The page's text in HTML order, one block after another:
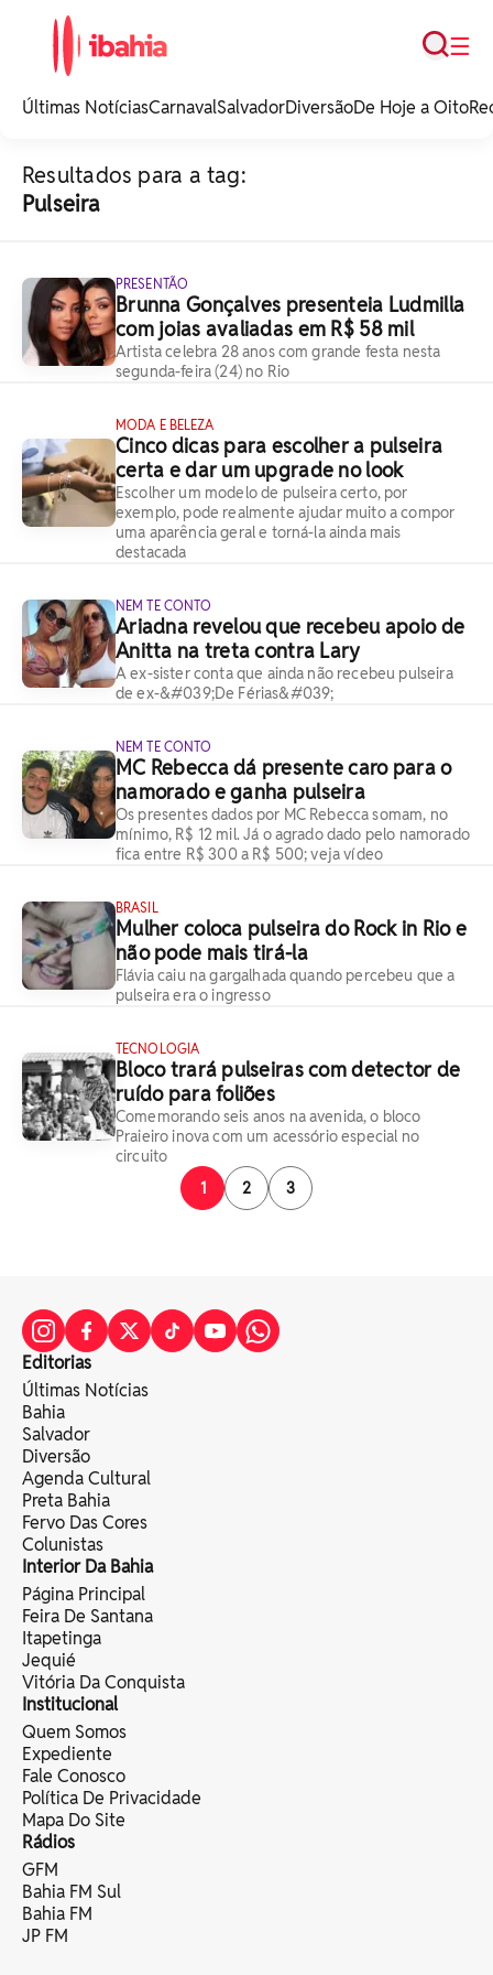
noticias e
☰
Busca
Últimas NotíciasCarnavalSalvadorDiversãoDe Hoje a Oito
Resultados para a tag:
Pulseira
PRESENTÃO
Brunna Gonçalves presenteia Ludmilla
com joias avaliadas em R$ 58 mil
Artista celebra 28 anos com grande festa nesta
segunda-feira (24) no Rio
MODA E BELEZA
Cinco dicas para escolher a pulseira
certa e dar um upgrade no look
Escolher um modelo de pulseira certo, por
exemplo, pode realmente ajudar muito a compor
uma aparência geral e torná-la ainda mais
destacada
NEM TE CONTO
Ariadna revelou que recebeu apoio de
Anitta na treta contra Lary
A ex-sister conta que ainda não recebeu pulseira
de ex-&#039;De Férias&#039;
NEM TE CONTO
MC Rebecca dá presente caro para o
namorado e ganha pulseira
Os presentes dados por MC Rebecca somam, no
mínimo, R$ 12 mil. Já o agrado dado pelo namorado
fica entre R$ 300 a R$ 500; veja vídeo
BRASIL
Mulher coloca pulseira do Rock in Rio e
não pode mais tirá-la
Flávia caiu na gargalhada quando percebeu que a
pulseira era o ingresso
TECNOLOGIA
Bloco trará pulseiras com detector de
ruído para foliões
Comemorando seis anos na avenida, o bloco
Praieiro inova com um acessório especial no
circuito
1
2 3
Editorias
Últimas Notícias
Bahia
Salvador
Diversão
Agenda Cultural
Preta Bahia
Fervo Das Cores
Colunistas
Interior Da Bahia
Página Principal
Feira De Santana
Itapetinga
Jequié
Vitória Da Conquista
Institucional
Quem Somos
Expediente
Fale Conosco
Política De Privacidade
Mapa Do Site
Rádios
GFM
Bahia FM Sul
Bahia FM
JP FM